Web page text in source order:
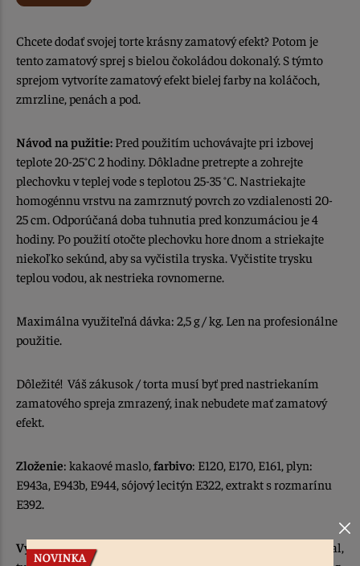
Chcete dodať svojej torte krásny zamatový efekt? Potom je
tento zamatový sprej s bielou čokoládou dokonalý. S týmto
sprejom vytvoríte zamatový efekt bielej farby na koláčoch,
zmrzline, penách a pod.
Návod na pužitie: Pred použitím uchovávajte pri izbovej
teplote 20-25°C 2 hodiny. Dôkladne pretrepte a zohrejte
plechovku v teplej vode s teplotou 25-35 °C. Nastriekajte
homogénnu vrstvu na zamrznutý povrch zo vzdialenosti 20-
25 cm. Odporúčaná doba tuhnutia pred konzumáciou je 4
hodiny. Po použití otočte plechovku hore dnom a striekajte
niekoľko sekúnd, aby sa vyčistila tryska. Vyčistite trysku
teplou vodou, ak nestrieka rovnomerne.
Maximálna využiteľná dávka: 2,5 g / kg. Len na profesionálne
použitie.
Dôležité! Váš zákusok / torta musí byť pred nastriekaním
zamatového spreja zmrazený, inak nebudete mať zamatový
efekt.
Zloženie: kakaové maslo, farbivo: E120, E170, E161, plyn:
E943a, E943b, E944, sójový lecitýn E322, extrakt s rozmarínu
E392.
Výživové údaje na 100g výrobku:
Energia 2835,1kJ/677,6 kcal,